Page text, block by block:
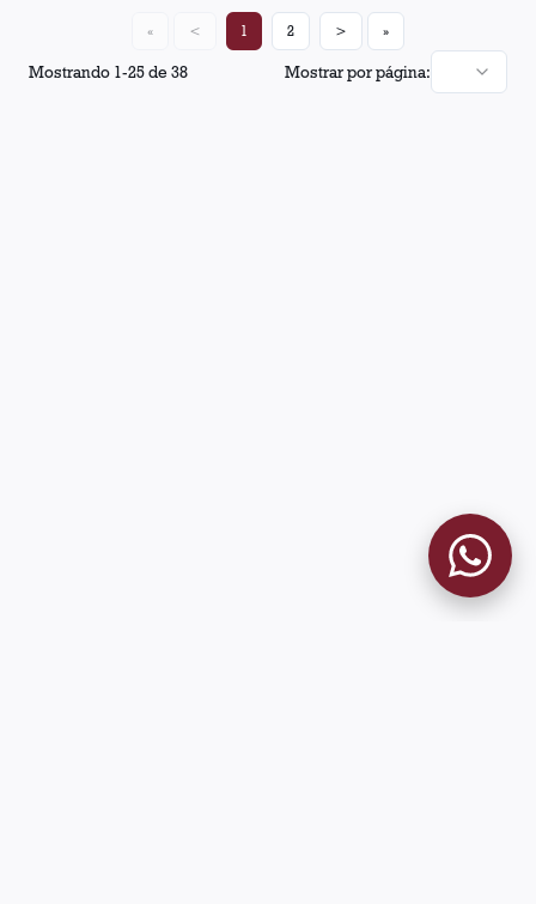
Mostrando 1-25de38 Mostrar por página:
« < 1 2 > »